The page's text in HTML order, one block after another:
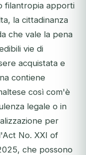
filantropia apporti
la cittadinanza
che vale la pena
vie di
acquistata e
contiene
così com'è
legale o in
per
No. XXI of
che possono